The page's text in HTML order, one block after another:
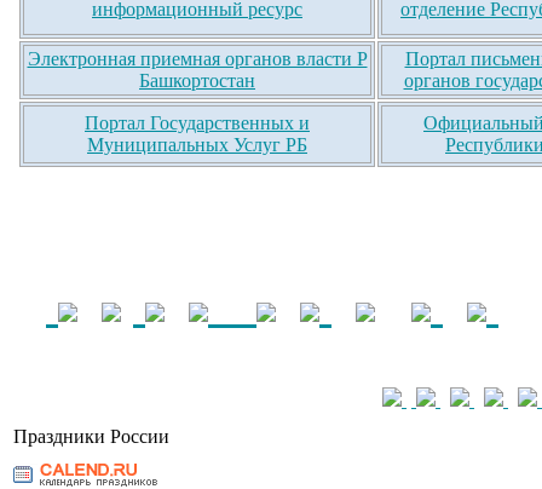
информационный ресурс
отделение
Электронная приемная органов власти Р
Башкортостан
Портал
органов
Портал Государственных и
Муниципальных Услуг РБ
Официальный
Праздники России